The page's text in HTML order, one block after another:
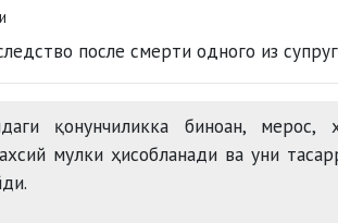
қонунчиликка биноан,
мулки ҳисобланади ва уни